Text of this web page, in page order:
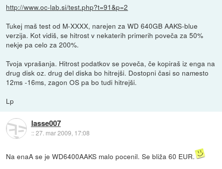
http://www.oc-lab.si/test.php?t=91&p=2
Tukej maš test od M-XXXX, narejen za WD 640GB AAKS-blue
verzija. Kot vidiš, se hitrost v nekaterih primerih poveča za 50%
nekje pa celo za 200%.
Tvoja vprašanja. Hitrost podatkov se poveča, če kopiraš iz enga na
drug disk oz. drug del diska bo hitrejši. Dostopni časi so namesto
12ms -16ms, zagon OS pa bo tudi hitrejši.
Lp
lasse007
::27. mar 2009, 17:08
Na enaA se je WD6400AAKS malo pocenil. Se bliža 60 EUR.